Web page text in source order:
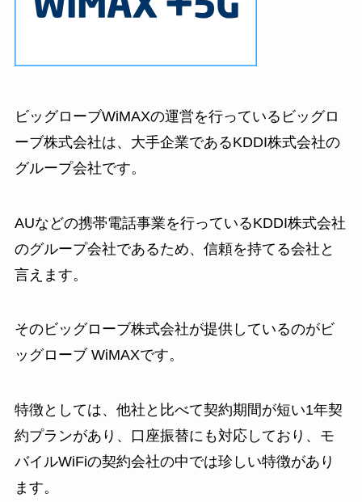
ビッグローブWiMAXの運営を行っているビッグロ
ーブ株式会社は、大手企業であるKDDI株式会社の
グループ会社です。
AUなどの携帯電話事業を行っているKDDI株式会社
のグループ会社であるため、信頼を持てる会社と
言えます。
そのビッグローブ株式会社が提供しているのがビ
ッグローブ WiMAXです。
特徴としては、他社と比べて契約期間が短い1年契
約プランがあり、口座振替にも対応しており、モ
バイルWiFiの契約会社の中では珍しい特徴があり
ます。